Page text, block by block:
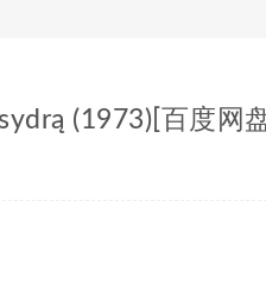
(1973)[百度